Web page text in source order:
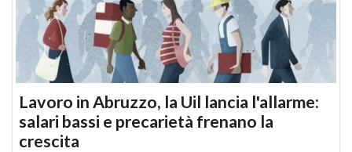
Lavoro in Abruzzo, la Uil lancia l'allarme:
salari bassi e precarietà frenano la
crescita